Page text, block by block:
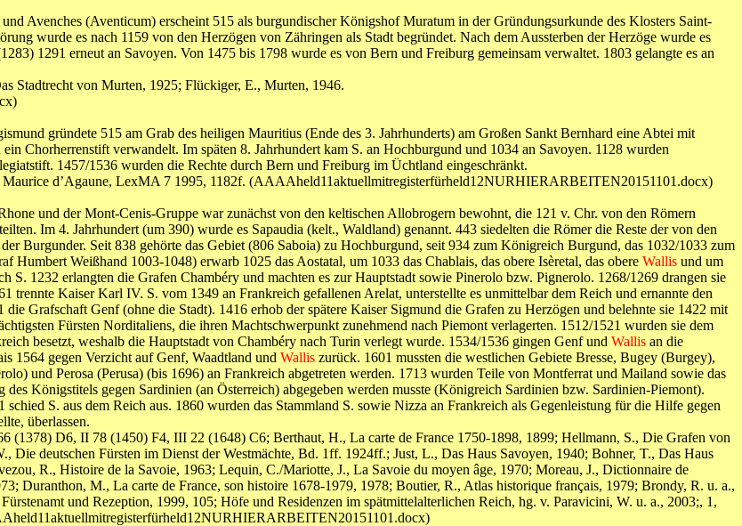
Avenches (Aventicum) erscheint 515 als burgundischer Königshof Muratum in der Gründungsurkunde des Klosters Saint-
wurde es nach 1159 von den Herzögen von Zähringen als Stadt begründet. Nach dem Aussterben der Herzöge wurde es
1291 erneut an Savoyen. Von 1475 bis 1798 wurde es von Bern und Freiburg gemeinsam verwaltet. 1803 gelangte es an
Stadtrecht von Murten, 1925; Flückiger, E., Murten, 1946.
gründete 515 am Grab des heiligen Mauritius (Ende des 3. Jahrhunderts) am Großen Sankt Bernhard eine Abtei mit
Chorherrenstift verwandelt. Im späten 8. Jahrhundert kam S. an Hochburgund und 1034 an Savoyen. 1128 wurden
1457/1536 wurden die Rechte durch Bern und Freiburg im Üchtland eingeschränkt.
d’Agaune, LexMA 7 1995, 1182f. (AAAAheld11aktuellmitregisterfürheld12NURHIERARBEITEN20151101.docx)
und der Mont-Cenis-Gruppe war zunächst von den keltischen Allobrogern bewohnt, die 121 v. Chr. von den Römern
Im 4. Jahrhundert (um 390) wurde es Sapaudia (kelt., Waldland) genannt. 443 siedelten die Römer die Reste der von den
Burgunder. Seit 838 gehörte das Gebiet (806 Saboia) zu Hochburgund, seit 934 zum Königreich Burgund, das 1032/1033 zum
Humbert Weißhand 1003-1048) erwarb 1025 das Aostatal, um 1033 das Chablais, das obere Isèretal, das obere Wallis und um
S. 1232 erlangten die Grafen Chambéry und machten es zur Hauptstadt sowie Pinerolo bzw. Pignerolo. 1268/1269 drangen sie
trennte Kaiser Karl IV. S. vom 1349 an Frankreich gefallenen Arelat, unterstellte es unmittelbar dem Reich und ernannte den
Grafschaft Genf (ohne die Stadt). 1416 erhob der spätere Kaiser Sigmund die Grafen zu Herzögen und belehnte sie 1422 mit
Fürsten Norditaliens, die ihren Machtschwerpunkt zunehmend nach Piemont verlagerten. 1512/1521 wurden sie dem
besetzt, weshalb die Hauptstadt von Chambéry nach Turin verlegt wurde. 1534/1536 gingen Genf und Wallis an die
1564 gegen Verzicht auf Genf, Waadtland und Wallis zurück. 1601 mussten die westlichen Gebiete Bresse, Bugey (Burgey),
und Perosa (Perusa) (bis 1696) an Frankreich abgetreten werden. 1713 wurden Teile von Montferrat und Mailand sowie das
Königstitels gegen Sardinien (an Österreich) abgegeben werden musste (Königreich Sardinien bzw. Sardinien-Piemont).
S. aus dem Reich aus. 1860 wurden das Stammland S. sowie Nizza an Frankreich als Gegenleistung für die Hilfe gegen
überlassen.
(1378) D6, II 78 (1450) F4, III 22 (1648) C6; Berthaut, H., La carte de France 1750-1898, 1899; Hellmann, S., Die Grafen von
Die deutschen Fürsten im Dienst der Westmächte, Bd. 1ff. 1924ff.; Just, L., Das Haus Savoyen, 1940; Bohner, T., Das Haus
R., Histoire de la Savoie, 1963; Lequin, C./Mariotte, J., La Savoie du moyen âge, 1970; Moreau, J., Dictionnaire de
Duranthon, M., La carte de France, son histoire 1678-1979, 1978; Boutier, R., Atlas historique français, 1979; Brondy, R. u. a.,
und Rezeption, 1999, 105; Höfe und Residenzen im spätmittelalterlichen Reich, hg. v. Paravicini, W. u. a., 2003;, 1,